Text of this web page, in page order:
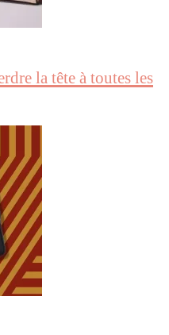
la tête à toutes les